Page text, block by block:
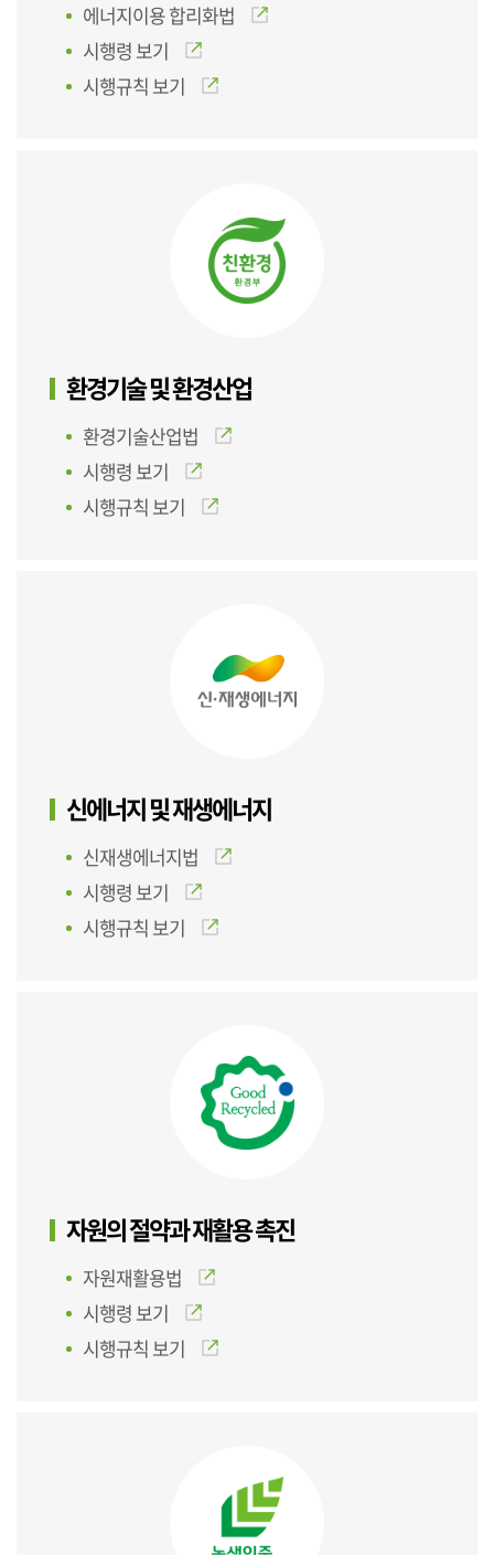
에너지이용 합리화법
시행령 보기
시행규칙 보기
환경기술 및 환경산업
환경기술산업법
시행령 보기
시행규칙 보기
신에너지 및 재생에너지
신재생에너지법
시행령 보기
시행규칙 보기
자원의 절약과 재활용 촉진
자원재활용법
시행령 보기
시행규칙 보기